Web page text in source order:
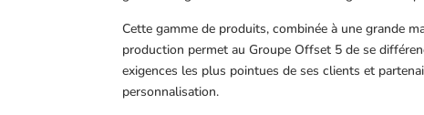
Cette gamme de produits, combinée à une grande
production permet au Groupe Offset 5 de se
exigences les plus pointues de ses clients et
personnalisation.